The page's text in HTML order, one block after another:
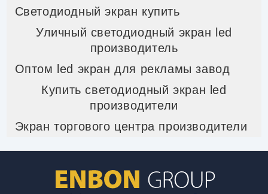
Светодиодный экран купить
Уличный светодиодный экран led
производитель
Оптом led экран для рекламы завод
Купить светодиодный экран led
производители
Экран торгового центра производители